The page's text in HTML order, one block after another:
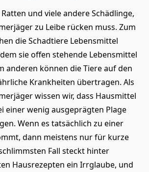
und viele andere Schädlinge,
zu Leibe rücken muss. Zum
die Schadtiere Lebensmittel
sie offen stehende Lebensmittel
anderen können die Tiere auf den
Krankheiten übertragen. Als
wissen wir, dass Hausmittel
einer wenig ausgeprägten Plage
Wenn es tatsächlich zu einer
dann meistens nur für kurze
Fall steckt hinter
Hausrezepten ein Irrglaube, und